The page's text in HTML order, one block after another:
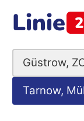
Linie
Güstrow,
Tarnow,